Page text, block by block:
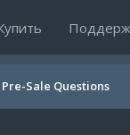
Pre-Sale Questions